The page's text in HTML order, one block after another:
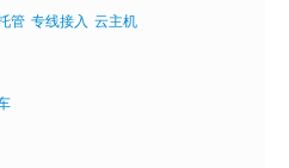
管 专线接入 云主机